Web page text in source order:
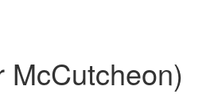
McCutcheon)